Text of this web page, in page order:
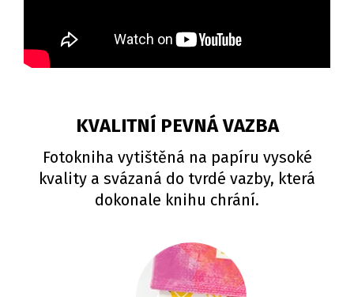
KVALITNÍ PEVNÁ VAZBA
Fotokniha vytištěná na papíru vysoké
kvality a svázaná do tvrdé vazby, která
dokonale knihu chrání.